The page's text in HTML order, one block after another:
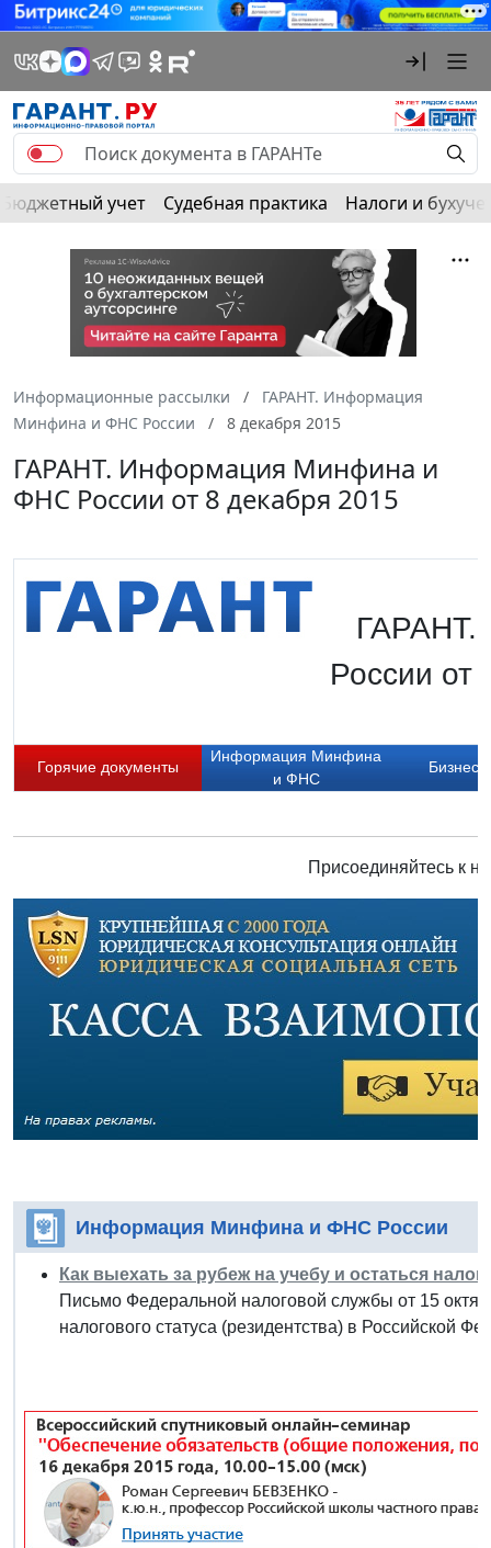
Бюджетный учет Судебная практика Налоги и
Информационные рассылки
ГАРАНТ. Информация
Минфина и ФНС России
8 декабря 2015
ГАРАНТ. Информация Минфина и
ФНС России от 8 декабря 2015
ГАРАНТ.
России от
Горячие документы
Информация Минфина
и ФНС
Бизнес-
Присоединяйтесь к
Информация Минфина и ФНС России
Как выехать за рубеж на учебу и остаться
Письмо Федеральной налоговой службы от 15
налогового статуса (резидентства) в Российской